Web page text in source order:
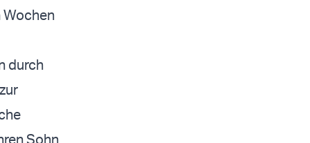
Wochen
durch
Sohn